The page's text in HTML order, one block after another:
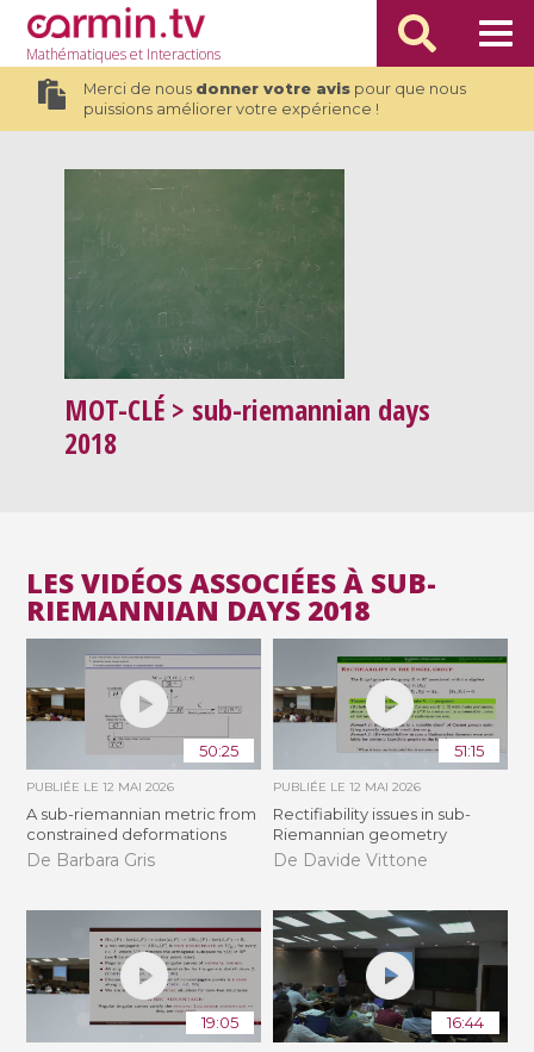
Mathématiqueset Interactions
Merci de nous donner votre avispour que nous
puissions améliorer votre expérience !
MOT-CLÉ > sub-riemannian days
2018
LES VIDÉOS ASSOCIÉES À SUB-
RIEMANNIAN DAYS 2018
50:25
PUBLIÉE LE12 MAI 2026
A sub-riemannian metric from
constrained deformations
De Barbara Gris
51:15
PUBLIÉE LE 12 MAI 2026
Rectifiability issues in sub-
Riemannian geometry
De Davide Vittone
19:05 16:44